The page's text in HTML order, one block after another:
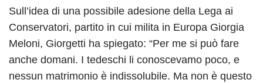
Sull’idea di una possibile adesione della Lega ai
Conservatori, partito in cui milita in Europa Giorgia
Meloni, Giorgetti ha spiegato: “Per me si può fare
anche domani. I tedeschi li conoscevamo poco, e
nessun matrimonio è indissolubile. Ma non è questo